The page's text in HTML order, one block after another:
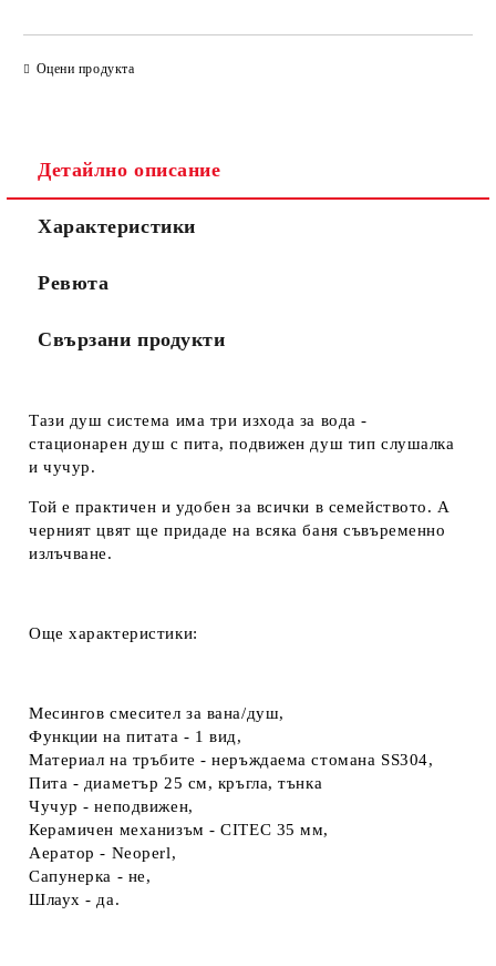
Ние ще се свържем с вас в рамките на работния ден.
Оцени продукта
Детайлно описание
Характеристики
Ревюта
Свързани продукти
Тази душ система има три изхода за вода -
стационарен душ с пита, подвижен душ тип слушалка
и чучур.
Той е практичен и удобен за всички в семейството. А
черният цвят ще придаде на всяка баня съвъременно
излъчване.
Още характеристики:
Месингов смесител за вана/душ,
Функции на питата - 1 вид,
Материал на тръбите - неръждаема стомана SS304,
Пита - диаметър 25 см, кръгла, тънка
Чучур - неподвижен,
Керамичен механизъм - CITEC 35 мм,
Аератор - Neoperl,
Сапунерка - не,
Шлаух - да.